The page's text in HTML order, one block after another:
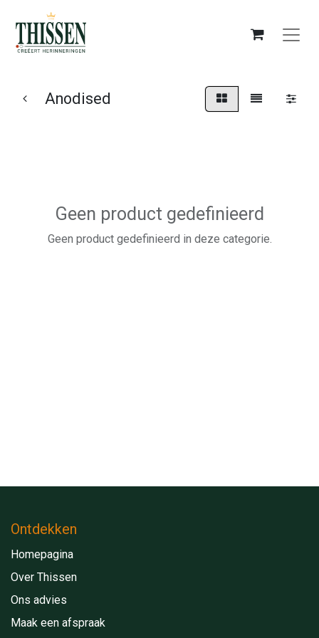
Anodised
Geen product gedefinieerd
Geen product gedefinieerd in deze categorie.
Ontdekken
Homepagina
Over Thissen
Ons advies
Maak een afspraak